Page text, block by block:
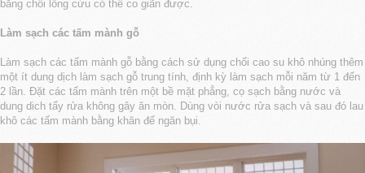
bằng chổi lông cừu có thể co giãn được.
Làm sạch các tấm mành gỗ
Làm sạch các tấm mành gỗ bằng cách sử dụng chổi cao su khô nhúng thêm
một ít dung dịch làm sạch gỗ trung tính, định kỳ làm sạch mỗi năm từ 1 đến
2 lần. Đặt các tấm mành trên một bề mặt phẳng, cọ sạch bằng nước và
dung dich tẩy rửa không gây ăn mòn. Dùng vòi nước rửa sạch và sau đó lau
khô các tấm mành bằng khăn để ngăn bụi.